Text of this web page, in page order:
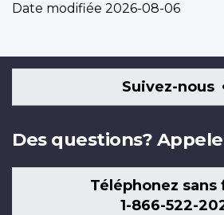
Date modifiée 2026-08-06
Suivez-nous
Des questions?
Téléphonez sans
1-866-522-